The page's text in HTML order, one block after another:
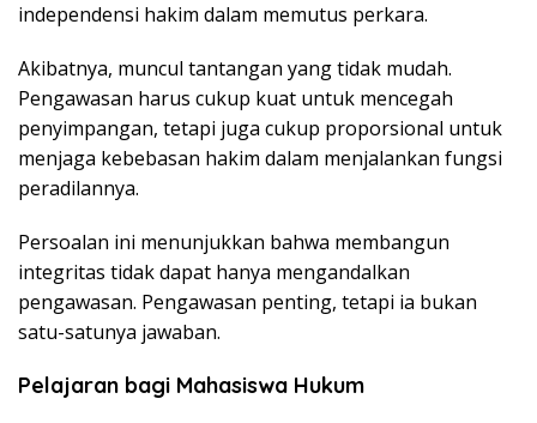
independensi hakim dalam memutus perkara.
Akibatnya, muncul tantangan yang tidak mudah.
Pengawasan harus cukup kuat untuk mencegah
penyimpangan, tetapi juga cukup proporsional untuk
menjaga kebebasan hakim dalam menjalankan fungsi
peradilannya.
Persoalan ini menunjukkan bahwa membangun
integritas tidak dapat hanya mengandalkan
pengawasan. Pengawasan penting, tetapi ia bukan
satu-satunya jawaban.
Pelajaran bagi Mahasiswa Hukum